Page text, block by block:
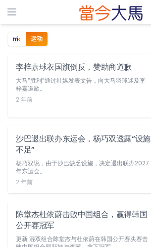
运动
李梓嘉球衣国旗倒反，赞助商道歉
大马“胜利”通过社媒发表文告，向大马羽球迷及李
梓嘉道歉。
2 年前
沙巴退出联办东运会，杨巧双透露“设施
不足”
杨巧双说，由于沙巴缺乏设施，决定退出联办2027
年东运会。
2 年前
陈堂杰杜依蔚击败中国组合，赢得韩国
公开赛冠军
更新 混双组合陈堂杰与杜依蔚在韩国公开赛决赛击